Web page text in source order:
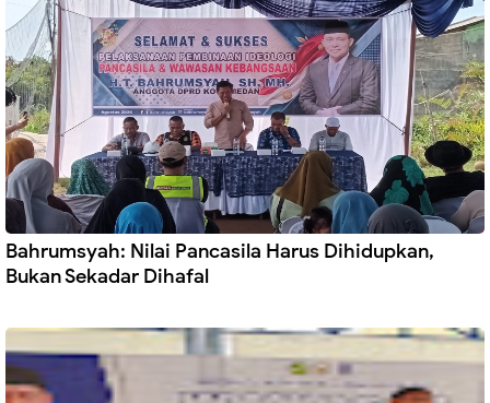
Bahrumsyah: Nilai Pancasila Harus Dihidupkan,
Bukan Sekadar Dihafal